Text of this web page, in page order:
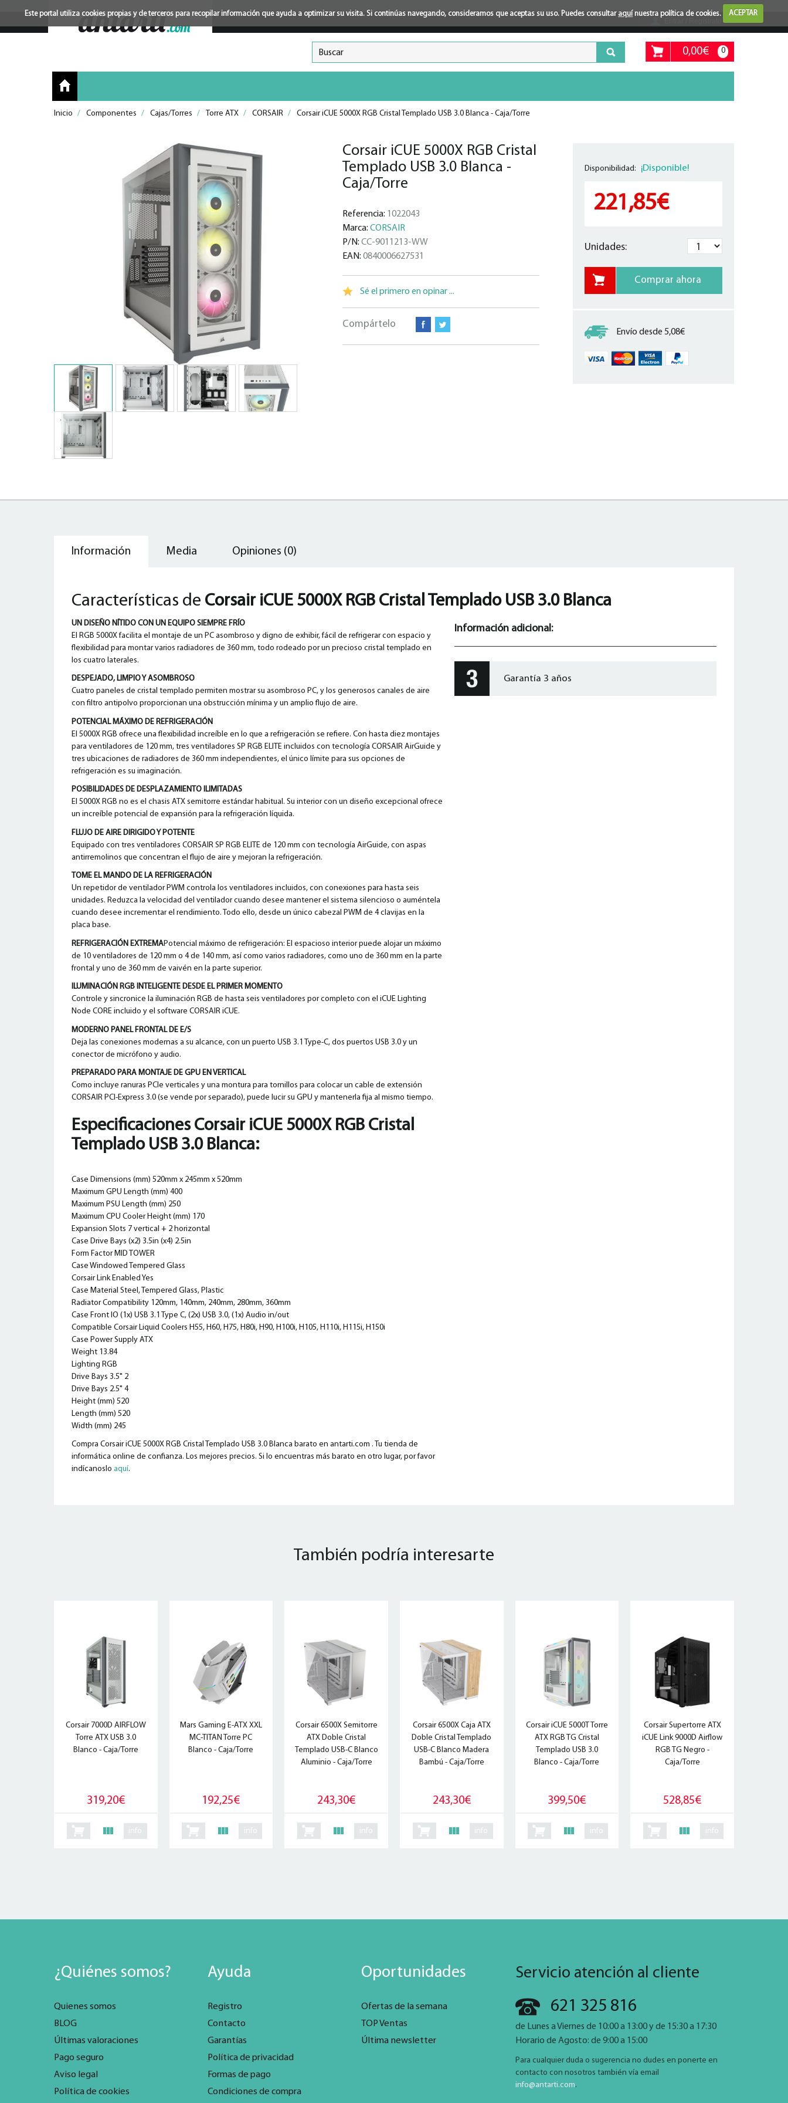
Este portal utiliza cookies propias y de terceros para recopilar información que ayuda a optimizar su visita. Si continúas navegando, consideramos que aceptas su uso. Puedes consultar aquínuestra política de cookies. ACEPTAR
0,00€ 0
Inicio / Componentes / Cajas/Torres / Torre ATX / CORSAIR / Corsair iCUE 5000X RGB Cristal Templado USB 3.0 Blanca - Caja/Torre
Corsair iCUE 5000X RGB Cristal
Templado USB 3.0 Blanca -
Caja/Torre
Referencia: 1022043
Marca: CORSAIR
P/N: CC-9011213-WW
EAN: 0840006627531
Sé el primero en opinar ...
Compártelo
Disponibilidad: ¡Disponible!
221,85€
Unidades:
Envío desde 5,08€
Información Media Opiniones (0)
Características de Corsair iCUE 5000X RGB Cristal Templado USB 3.0 Blanca
UN DISEÑO NÍTIDO CON UN EQUIPO SIEMPRE FRÍO
El RGB 5000X facilita el montaje de un PC asombroso y digno de exhibir, fácil de refrigerar con espacio y
flexibilidad para montar varios radiadores de 360 mm, todo rodeado por un precioso cristal templado en
los cuatro laterales.
DESPEJADO, LIMPIO Y ASOMBROSO
Cuatro paneles de cristal templado permiten mostrar su asombroso PC, y los generosos canales de aire
con filtro antipolvo proporcionan una obstrucción mínima y un amplio flujo de aire.
POTENCIAL MÁXIMO DE REFRIGERACIÓN
El 5000X RGB ofrece una flexibilidad increíble en lo que a refrigeración se refiere. Con hasta diez montajes
para ventiladores de 120 mm, tres ventiladores SP RGB ELITE incluidos con tecnología CORSAIR AirGuide y
tres ubicaciones de radiadores de 360 mm independientes, el único límite para sus opciones de
refrigeración es su imaginación.
POSIBILIDADES DE DESPLAZAMIENTO ILIMITADAS
El 5000X RGB no es el chasis ATX semitorre estándar habitual. Su interior con un diseño excepcional ofrece
un increíble potencial de expansión para la refrigeración líquida.
FLUJO DE AIRE DIRIGIDO Y POTENTE
Equipado con tres ventiladores CORSAIR SP RGB ELITE de 120 mm con tecnología AirGuide, con aspas
antirremolinos que concentran el flujo de aire y mejoran la refrigeración.
TOME EL MANDO DE LA REFRIGERACIÓN
Un repetidor de ventilador PWM controla los ventiladores incluidos, con conexiones para hasta seis
unidades. Reduzca la velocidad del ventilador cuando desee mantener el sistema silencioso o auméntela
cuando desee incrementar el rendimiento. Todo ello, desde un único cabezal PWM de 4 clavijas en la
placa base.
REFRIGERACIÓN EXTREMAPotencial máximo de refrigeración: El espacioso interior puede alojar un máximo
de 10 ventiladores de 120 mm o 4 de 140 mm, así como varios radiadores, como uno de 360 mm en la parte
frontal y uno de 360 mm de vaivén en la parte superior.
ILUMINACIÓN RGB INTELIGENTE DESDE EL PRIMER MOMENTO
Controle y sincronice la iluminación RGB de hasta seis ventiladores por completo con el iCUE Lighting
Node CORE incluido y el software CORSAIR iCUE.
MODERNO PANEL FRONTAL DE E/S
Deja las conexiones modernas a su alcance, con un puerto USB 3.1 Type-C, dos puertos USB 3.0 y un
conector de micrófono y audio.
PREPARADO PARA MONTAJE DE GPU EN VERTICAL
Como incluye ranuras PCIe verticales y una montura para tornillos para colocar un cable de extensión
CORSAIR PCI-Express 3.0 (se vende por separado), puede lucir su GPU y mantenerla fija al mismo tiempo.
EspecificacionesCorsair iCUE 5000X RGB Cristal
Templado USB 3.0 Blanca:
Case Dimensions (mm) 520mm x 245mm x 520mm
Maximum GPU Length (mm) 400
Maximum PSU Length (mm) 250
Maximum CPU Cooler Height (mm) 170
Expansion Slots 7 vertical + 2 horizontal
Case Drive Bays (x2) 3.5in (x4) 2.5in
Form Factor MID TOWER
Case Windowed Tempered Glass
Corsair Link Enabled Yes
Case Material Steel, Tempered Glass, Plastic
Radiator Compatibility 120mm, 140mm, 240mm, 280mm, 360mm
Case Front IO (1x) USB 3.1 Type C, (2x) USB 3.0, (1x) Audio in/out
Compatible Corsair Liquid Coolers H55, H60, H75, H80i, H90, H100i, H105, H110i, H115i, H150i
Case Power Supply ATX
Weight 13.84
Lighting RGB
Drive Bays 3.5" 2
Drive Bays 2.5" 4
Height (mm) 520
Length (mm) 520
Width (mm) 245
Compra Corsair iCUE 5000X RGB Cristal Templado USB 3.0 Blanca barato en antarti.com . Tu tienda de
informática online de confianza. Los mejores precios. Si lo encuentras más barato en otro lugar, por favor
indícanoslo aquí.
Información adicional:
Garantía 3 años
También podría interesarte
Corsair 7000D AIRFLOW
Torre ATX USB 3.0
Blanco - Caja/Torre
319,20€
info
Mars Gaming E-ATX XXL
MC-TITAN Torre PC
Blanco - Caja/Torre
192,25€
info
Corsair 6500X Semitorre
ATX Doble Cristal
Templado USB-C Blanco
Aluminio - Caja/Torre
243,30€
info
Corsair 6500X Caja ATX
Doble Cristal Templado
USB-C Blanco Madera
Bambú - Caja/Torre
243,30€
info
Corsair iCUE 5000T Torre
ATX RGB TG Cristal
Templado USB 3.0
Blanco - Caja/Torre
399,50€
info
Corsair Supertorre ATX
iCUE Link 9000D Airflow
RGB TG Negro -
Caja/Torre
528,85€
info
¿Quiénes somos?
Quienes somos
BLOG
Últimas valoraciones
Pago seguro
Aviso legal
Política de cookies
Ayuda
Registro
Contacto
Garantías
Política de privacidad
Formas de pago
Condiciones de compra
Oportunidades
Ofertas de la semana
TOP Ventas
Última newsletter
Servicio atención al cliente
621 325 816
de Lunes a Viernes de 10:00 a 13:00 y de 15:30 a 17:30
Horario de Agosto: de 9:00 a 15:00
Para cualquier duda o sugerencia no dudes en ponerte en
contacto con nosotros también vía email
info@antarti.com.